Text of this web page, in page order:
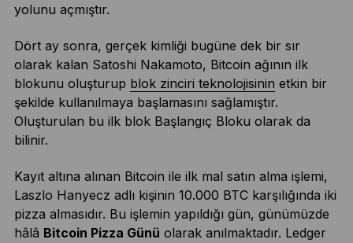
yolunu açmıştır.
Dört ay sonra, gerçek kimliği bugüne dek bir sır
olarak kalan Satoshi Nakamoto, Bitcoin ağının ilk
blokunu oluşturup blok zinciri teknolojisinin etkin bir
şekilde kullanılmaya başlamasını sağlamıştır.
Oluşturulan bu ilk blok Başlangıç Bloku olarak da
bilinir.
Kayıt altına alınan Bitcoin ile ilk mal satın alma işlemi,
Laszlo Hanyecz adlı kişinin 10.000 BTC karşılığında iki
pizza almasıdır. Bu işlemin yapıldığı gün, günümüzde
hâlâ Bitcoin Pizza Günü olarak anılmaktadır. Ledger